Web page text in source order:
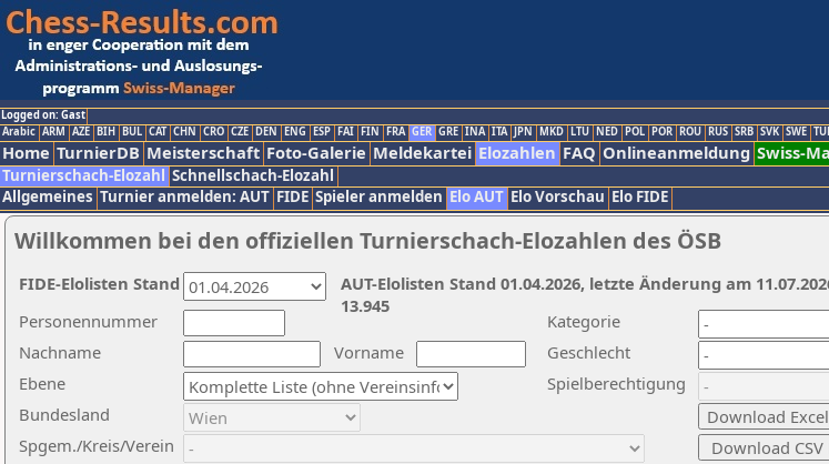
Logged on: Gast
Arabic ARM AZE BIH BUL CAT CHN CRO CZE DEN ENG ESP FAI FIN FRA GER GRE INA ITA JPN MKD LTU NED POL POR ROU RUS SRB SVK SWE
Home TurnierDB Meisterschaft Foto-Galerie Meldekartei Elozahlen FAQ Onlineanmeldung Swiss-
Turnierschach-Elozahl Schnellschach-Elozahl
Allgemeines Turnier anmelden: AUT FIDE Spieler anmelden Elo AUT Elo Vorschau Elo FIDE
Willkommen bei den offiziellen Turnierschach-Elozahlen des ÖSB
Nachname
Vorname
Ebene
Kategorie
Personennummer
Bundesland
Spgem./Kreis/Verein
Geschlecht
Spielberechtigung
AUT-Elolisten Stand 01.04.2026, letzte Änderung am
13.945
FIDE-Elolisten Stand